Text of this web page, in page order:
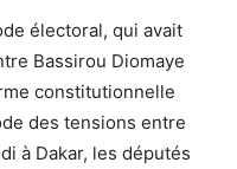
électoral, qui avait
Bassirou Diomaye
constitutionnelle
des tensions entre
à Dakar, les députés